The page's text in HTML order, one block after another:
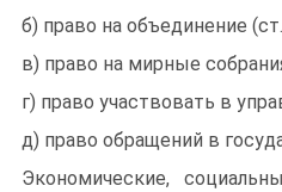
б) право на объединение
в) право на мирные
г) право участвовать в
д) право обращений в
Экономические,